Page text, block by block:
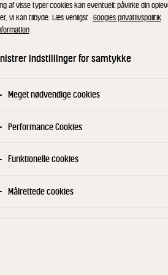
af visse typer cookies kan eventuelt påvirke din
vi kan tilbyde. Læs venligst Googles privatlivspolitik
indstillinger for samtykke
Meget nødvendige cookies
Performance Cookies
Funktionelle cookies
Målrettede cookies